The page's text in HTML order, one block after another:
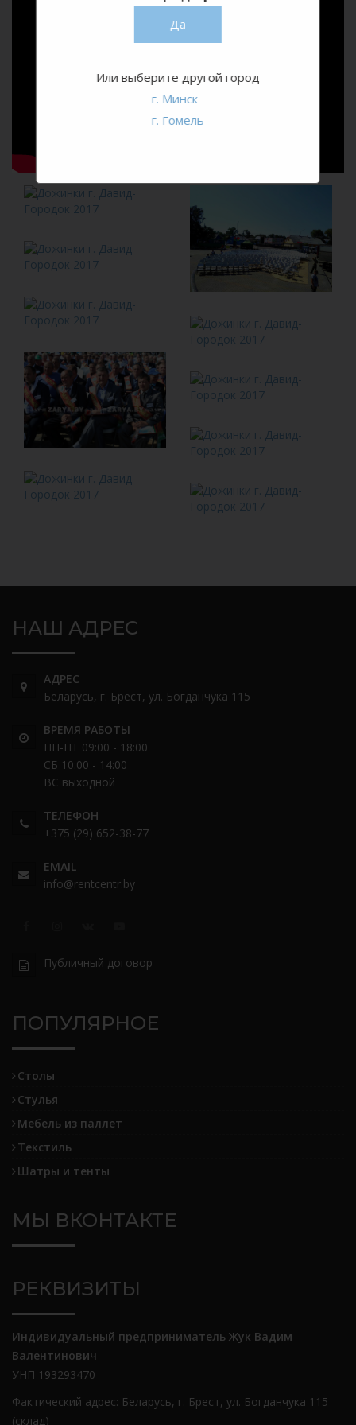
НАШ АДРЕС
АДРЕС
Беларусь, г. Брест, ул. Богданчука 115
ВРЕМЯ РАБОТЫ
ПН-ПТ 09:00 - 18:00
СБ 10:00 - 14:00
ВС выходной
ТЕЛЕФОН
+375 (29) 652-38-77
EMAIL
info@rentcentr.by
Публичный договор
ПОПУЛЯРНОЕ
Столы
Стулья
Мебель из паллет
Текстиль
Шатры и тенты
МЫ ВКОНТАКТЕ
РЕКВИЗИТЫ
Индивидуальный предприниматель Жук Вадим
Валентинович
УНП 193293470
Фактический адрес: Беларусь, г. Брест, ул. Богданчука 115
(склад)
Да
Или выберите другой город
г. Минск
г. Гомель